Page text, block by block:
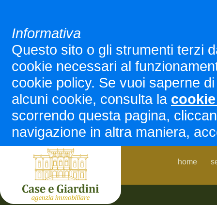
Informativa
Questo sito o gli strumenti terzi
cookie necessari al
cookie policy. Se vuoi saperne
alcuni cookie, consulta la
scorrendo questa pagina,
navigazione in altra maniera,
home